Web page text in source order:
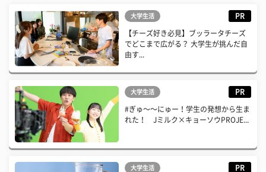
大学生活 PR
【チーズ好き必見】ブッラータチーズ
でどこまで広がる？ 大学生が挑んだ自
由す...
大学生活 PR
#ぎゅ〜〜にゅー！学生の発想から生ま
れた！ Jミルク×キョーソウPROJE...
大学生活 PR